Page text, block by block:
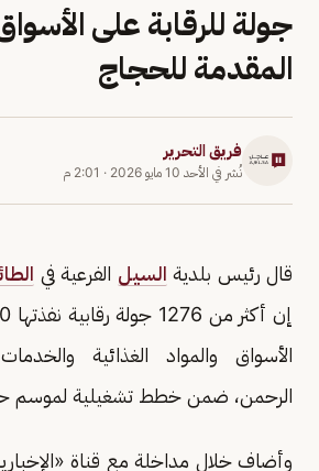
جولة للرقابة على
المقدمة للحجاج
فريق التحرير
نُشر في الأحد 10 مايو 2026 · 2:01 م
قال رئيس بلدية السيل الفرعية في
الأسواق والمواد الغذائية
الرحمن، ضمن خطط تشغيلية لموسم حج
وأضاف خلال مداخلة مع قناة